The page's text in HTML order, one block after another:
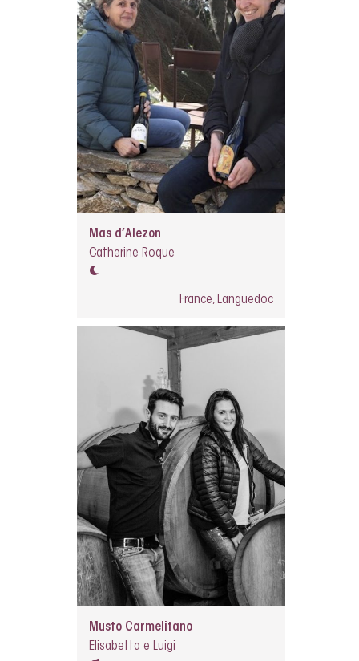
Mas d’Alezon
Catherine Roque
France, Languedoc
Musto Carmelitano
Elisabetta e Luigi